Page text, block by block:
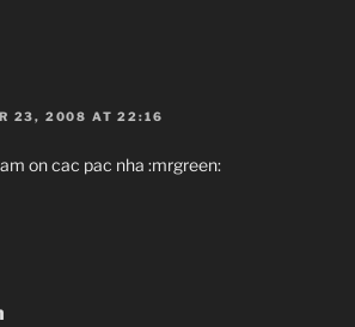
23, 2008 AT 22:16
on cac pac nha :mrgreen: